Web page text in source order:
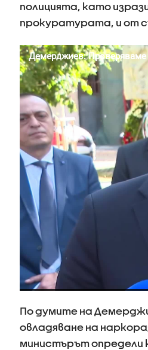
полицията, като
прокуратурата, и от
По думите на
овладяване на
министърът определи